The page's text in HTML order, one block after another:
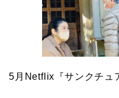
5月Netflix『サンクチュ